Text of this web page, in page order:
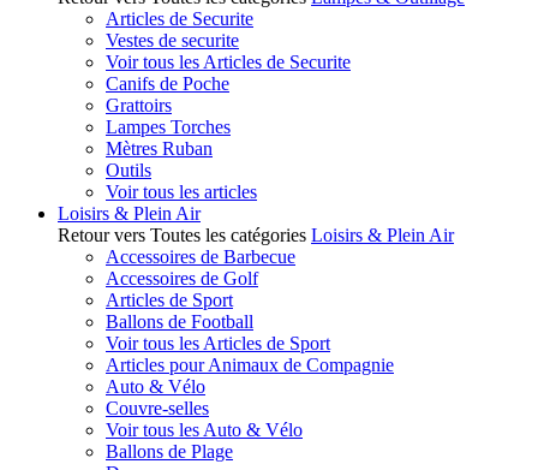
Articles de Securite
Vestes de securite
Voir tous les Articles de Securite
Canifs de Poche
Grattoirs
Lampes Torches
Mètres Ruban
Outils
Voir tous les articles
Loisirs & Plein Air
Retour vers Toutes les catégories Loisirs & Plein Air
Accessoires de Barbecue
Accessoires de Golf
Articles de Sport
Ballons de Football
Voir tous les Articles de Sport
Articles pour Animaux de Compagnie
Auto & Vélo
Couvre-selles
Voir tous les Auto & Vélo
Ballons de Plage